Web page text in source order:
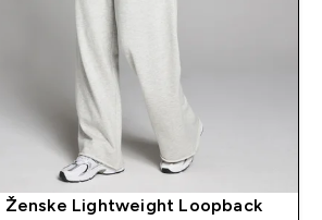
Ženske Lightweight Loopback